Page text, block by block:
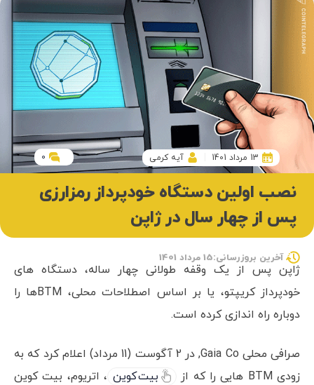
نصب اولین دستگاه خودپرداز رمزارزی
پس از چهار سال در ژاپن
13 مرداد 1401 آیه کرمی 0
آخرین بروزرسانی:15 مرداد 1401
ژاپن پس از یک وقفه طولانی چهار ساله، دستگاه‌ های
خودپرداز کریپتو، یا بر اساس اصطلاحات محلی، BTMها را
دوباره راه اندازی کرده است.
صرافی محلی Gaia Co, در 2 آگوست (11 مرداد) اعلام کرد که به
زودی BTM هایی را که از
بیت کوین ، اتریوم، بیت کوین